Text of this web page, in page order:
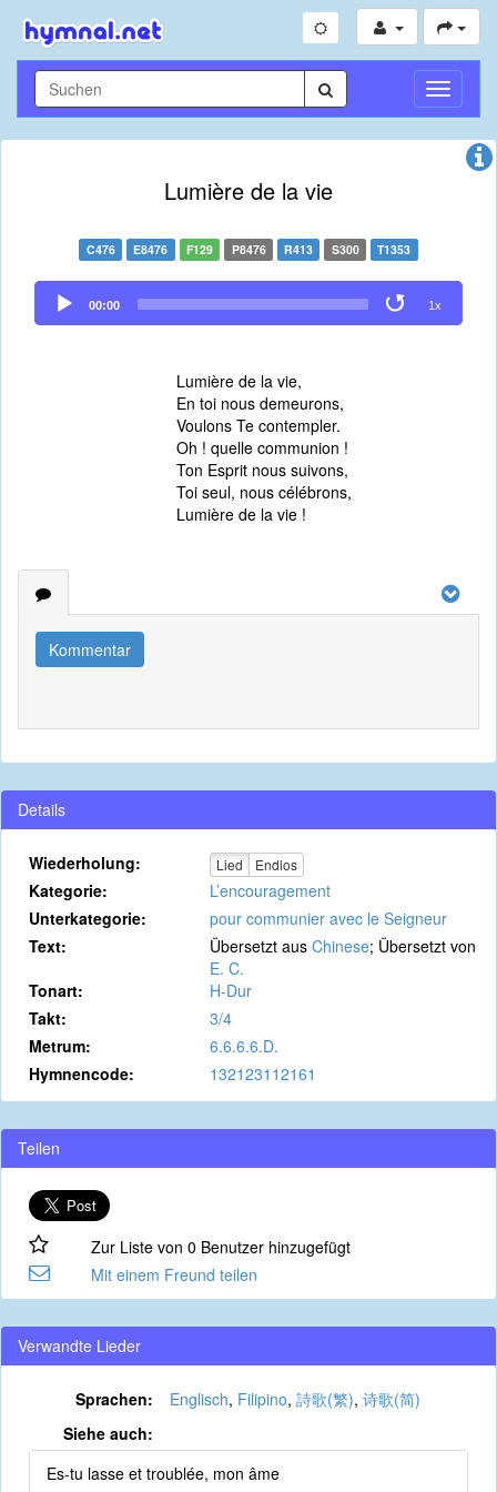
Lumière de la vie
C476 E8476 F129 P8476 R413 S300 T1353
Audio
Player
00:00 1x
Lumière de la vie,
En toi nous demeurons,
Voulons Te contempler.
Oh ! quelle communion !
Ton Esprit nous suivons,
Toi seul, nous célébrons,
Lumière de la vie !
Kommentar
Details
Wiederholung: Lied Endlos
Kategorie:
L’encouragement
Unterkategorie:
pour communier avec le Seigneur
Text:
Übersetzt aus Chinese; Übersetzt von
E. C.
Tonart:
H-Dur
Takt:
3/4
Metrum:
6.6.6.6.D.
Hymnencode:
132123112161
Teilen
Zur Liste von 0 Benutzer hinzugefügt
Mit einem Freund teilen
Verwandte Lieder
Sprachen: Englisch, Filipino, 詩歌(繁), 诗歌(简)
Siehe auch:
Es-tu lasse et troublée, mon âme